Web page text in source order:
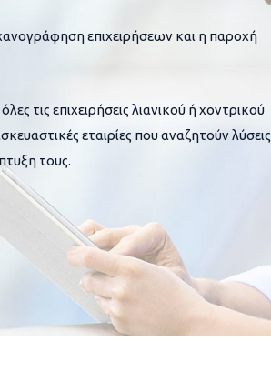
επιχειρήσεων και η παροχή
τις επιχειρήσεις λιανικού ή χοντρικού
εταιρίες που αναζητούν λύσεις
τους.